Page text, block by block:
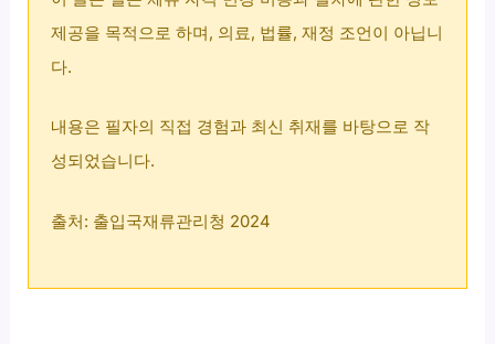
제공을 목적으로 하며, 의료, 법률, 재정 조언이 아닙니
다.
내용은 필자의 직접 경험과 최신 취재를 바탕으로 작
성되었습니다.
출처: 출입국재류관리청 2024